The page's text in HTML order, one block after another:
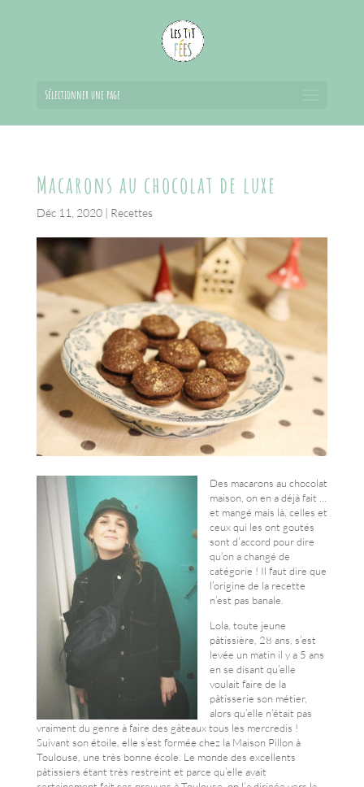
Sélectionner une page
Macarons au chocolat de luxe
Déc 11, 2020| Recettes
Des macarons au chocolat
maison, on en a déjà fait …
et mangé mais là, celles et
ceux qui les ont goutés
sont d’accord pour dire
qu’on a changé de
catégorie ! Il faut dire que
l’origine de la recette
n’est pas banale.
Lola, toute jeune
pâtissière, 28 ans, s’est
levée un matin il y a 5 ans
en se disant qu’elle
voulait faire de la
pâtisserie son métier,
alors qu’elle n’était pas
vraiment du genre à faire des gâteaux tous les mercredis !
Suivant son étoile, elle s’est formée chez la Maison Pillon à
Toulouse, une très bonne école. Le monde des excellents
pâtissiers étant très restreint et parce qu’elle avait